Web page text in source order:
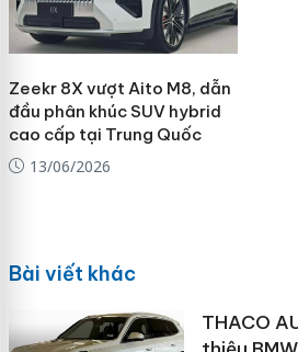
Zeekr 8X vượt Aito M8, dẫn
đầu phân khúc SUV hybrid
cao cấp tại Trung Quốc
13/06/2026
Bài viết khác
THACO